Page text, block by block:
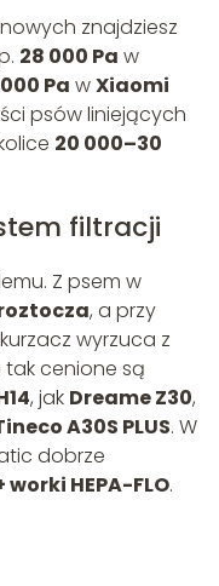
znajdziesz
28 000 Pa w
Pa wXiaomi
psów liniejących
20 000–30
filtracji
Z psem w
, a przy
wyrzuca z
cenione są
, jak Dreame Z30,
A30S PLUS. W
dobrze
HEPA-FLO.